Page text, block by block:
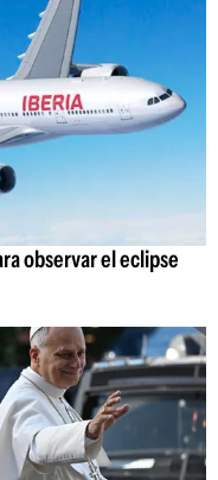
observar el eclipse